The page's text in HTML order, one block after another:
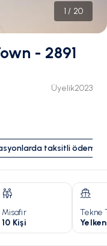
1 / 20
- 2891
Üyelik2023
taksitli ödeme
Misafir
10 Kişi
Tekne